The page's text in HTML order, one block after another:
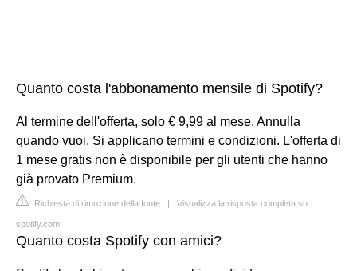
Quanto costa l'abbonamento mensile di Spotify?
Al termine dell'offerta, solo € 9,99 al mese. Annulla
quando vuoi. Si applicano termini e condizioni. L'offerta di
1 mese gratis non è disponibile per gli utenti che hanno
già provato Premium.
Richiesta di rimozione della fonte | Visualizza la risposta completa su
spotify.com
Quanto costa Spotify con amici?